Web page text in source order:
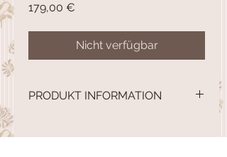
179,00 €
Nicht verfügbar
PRODUKT INFORMATION
Farblichtern in ultraviolett und